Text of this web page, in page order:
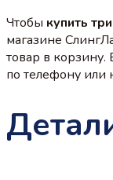
Чтобы купить
магазине
товар в
по телефону или